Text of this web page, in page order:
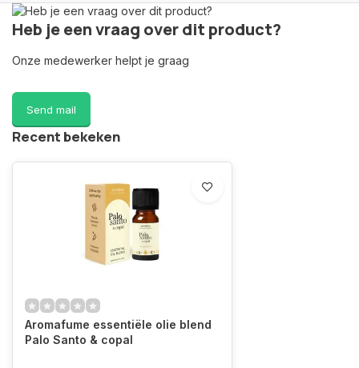
Heb je een vraag over dit product?
Onze medewerker helpt je graag
Send mail
Recent bekeken
Aromafume essentiële olie blend
Palo Santo & copal